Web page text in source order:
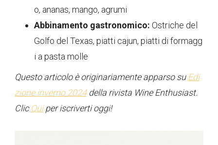
o, ananas, mango, agrumi
Abbinamento gastronomico: Ostriche del
Golfo del Texas, piatti cajun, piatti di formagg
i a pasta molle
Questo articolo è originariamente apparso suEdi
zione inverno 2024della rivista Wine Enthusiast.
ClicQuiper iscriverti oggi!